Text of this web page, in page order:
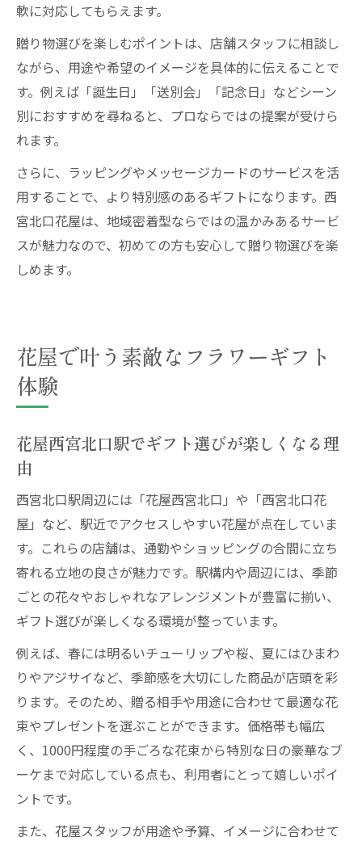
軟に対応してもらえます。
贈り物選びを楽しむポイントは、店舗スタッフに相談し
ながら、用途や希望のイメージを具体的に伝えることで
す。例えば「誕生日」「送別会」「記念日」などシーン
別におすすめを尋ねると、プロならではの提案が受けら
れます。
さらに、ラッピングやメッセージカードのサービスを活
用することで、より特別感のあるギフトになります。西
宮北口花屋は、地域密着型ならではの温かみあるサービ
スが魅力なので、初めての方も安心して贈り物選びを楽
しめます。
花屋で叶う素敵なフラワーギフト
体験
花屋西宮北口駅でギフト選びが楽しくなる理
由
西宮北口駅周辺には「花屋西宮北口」や「西宮北口花
屋」など、駅近でアクセスしやすい花屋が点在していま
す。これらの店舗は、通勤やショッピングの合間に立ち
寄れる立地の良さが魅力です。駅構内や周辺には、季節
ごとの花々やおしゃれなアレンジメントが豊富に揃い、
ギフト選びが楽しくなる環境が整っています。
例えば、春には明るいチューリップや桜、夏にはひまわ
りやアジサイなど、季節感を大切にした商品が店頭を彩
ります。そのため、贈る相手や用途に合わせて最適な花
束やプレゼントを選ぶことができます。価格帯も幅広
く、1000円程度の手ごろな花束から特別な日の豪華なブ
ーケまで対応している点も、利用者にとって嬉しいポイ
ントです。
また、花屋スタッフが用途や予算、イメージに合わせて